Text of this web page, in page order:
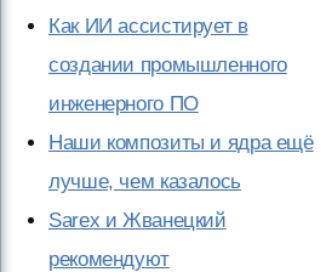
Как ИИ ассистирует в
создании промышленного
инженерного ПО
Наши композиты и ядра ещё
лучше, чем казалось
Sarex и Жванецкий
рекомендуют